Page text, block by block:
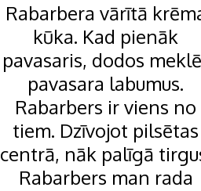
Rabarbera vārītā
kūka. Kad pienāk
pavasaris, dodos
pavasara labumus.
Rabarbers ir viens no
tiem. Dzīvojot pilsētas
centrā, nāk palīgā
Rabarbers man rada